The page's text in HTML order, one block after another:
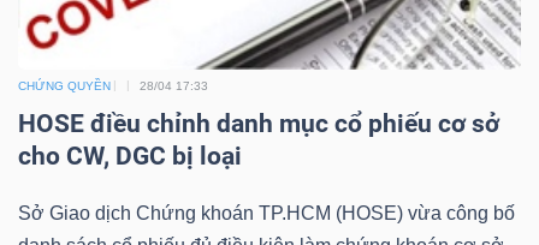
CHỨNG QUYỀN 28/04 17:33
HOSE điều chỉnh danh mục cổ phiếu cơ sở
cho CW, DGC bị loại
Sở Giao dịch Chứng khoán TP.HCM (HOSE) vừa công bố
MÔ
NGÀNH